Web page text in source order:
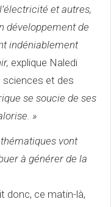
et autres,
développement de
indéniablement
explique Naledi
sciences et des
se soucie de ses
»
vont
à générer de la
donc, ce matin-là,